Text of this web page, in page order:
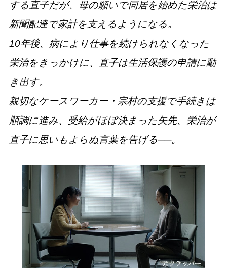
する直子だが、母の願いで同居を始めた栄治は
新聞配達で家計を支えるようになる。
10年後、病により仕事を続けられなくなった
栄治をきっかけに、直子は生活保護の申請に動
き出す。
親切なケースワーカー・宗村の支援で手続きは
順調に進み、受給がほぼ決まった矢先、栄治が
直子に思いもよらぬ言葉を告げる──。